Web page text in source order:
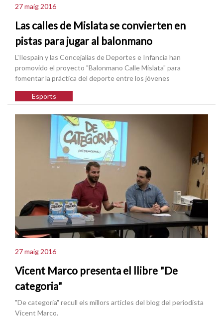
27 maig 2016
Las calles de Mislata se convierten en
pistas para jugar al balonmano
L'Ilespain y las Concejalías de Deportes e Infancia han
promovido el proyecto "Balonmano Calle Mislata" para
fomentar la práctica del deporte entre los jóvenes
Esports
27 maig 2016
Vicent Marco presenta el llibre "De
categoria"
"De categoria" recull els millors articles del blog del periodista
Vicent Marco.